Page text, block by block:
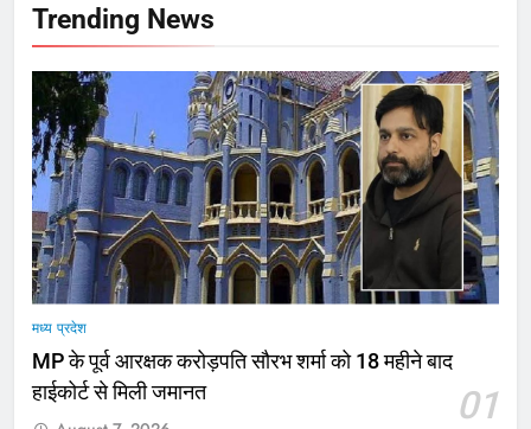
Trending News
मध्य प्रदेश
MP के पूर्व आरक्षक करोड़पति सौरभ शर्मा को 18 महीने बाद
हाईकोर्ट से मिली जमानत
01